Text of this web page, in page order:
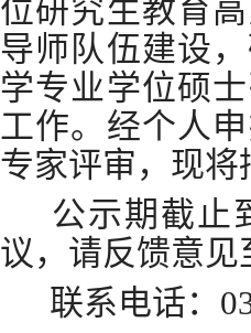
位研究生教育
导师队伍建设
学专业学位硕
工作。经个人
专家评审，现
公示期截止
议，请反馈意
联系电话：